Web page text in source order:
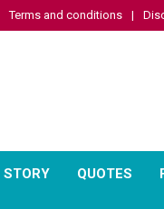
Terms and conditions
STORY QUOTES